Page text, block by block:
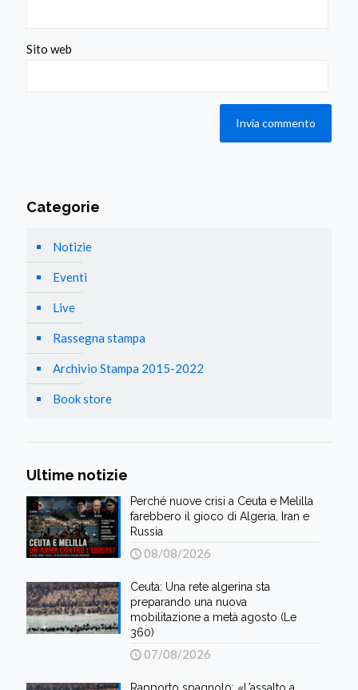
Sito web
Categorie
Notizie
Eventi
Live
Rassegna stampa
Archivio Stampa 2015-2022
Book store
Ultime notizie
Perché nuove crisi a Ceuta e Melilla
farebbero il gioco di Algeria, Iran e
Russia
08/08/2026
Ceuta: Una rete algerina sta
preparando una nuova
mobilitazione a metà agosto (Le
360)
07/08/2026